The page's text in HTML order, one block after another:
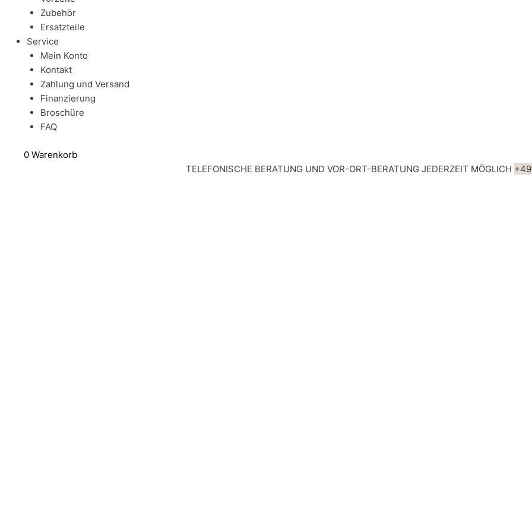
Zubehör
Ersatzteile
Service
Mein Konto
Kontakt
Zahlung und Versand
Finanzierung
Broschüre
FAQ
0 Warenkorb
TELEFONISCHE BERATUNG UND VOR-ORT-BERATUNG JEDERZEIT MÖGLICH